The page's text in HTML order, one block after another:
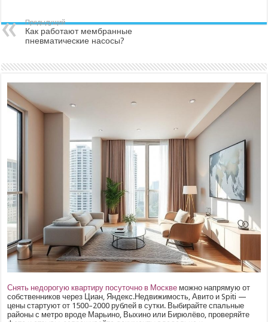
Предыдущий
Как работают мембранные
пневматические насосы?
Снять недорогую квартиру посуточно в Москве можно напрямую от
собственников через Циан, Яндекс.Недвижимость, Авито и Spiti —
цены стартуют от 1500–2000 рублей в сутки. Выбирайте спальные
районы с метро вроде Марьино, Выхино или Бирюлёво, проверяйте